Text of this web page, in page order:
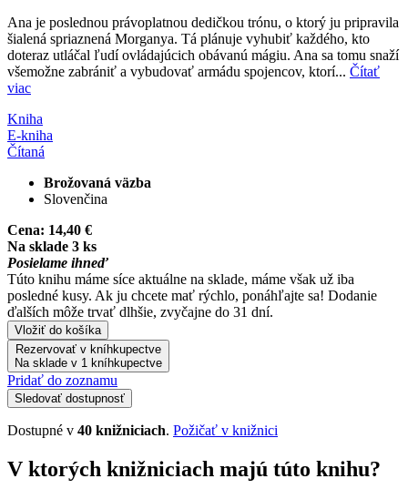
Ana je poslednou právoplatnou dedičkou trónu, o ktorý ju pripravila
šialená spriaznená Morganya. Tá plánuje vyhubiť každého, kto
doteraz utláčal ľudí ovládajúcich obávanú mágiu. Ana sa tomu snaží
všemožne zabrániť a vybudovať armádu spojencov, ktorí... Čítať
viac
Kniha
E-kniha
Čítaná
Brožovaná väzba
Slovenčina
Cena: 14,40 €
Na sklade 3 ks
Posielame ihneď
Túto knihu máme síce aktuálne na sklade, máme však už iba
posledné kusy. Ak ju chcete mať rýchlo, ponáhľajte sa! Dodanie
ďalších môže trvať dlhšie, zvyčajne do 31 dní.
Vložiť do košíka
Rezervovať v kníhkupectve
Na sklade v 1 kníhkupectve
Pridať do zoznamu
Sledovať dostupnosť
Dostupné v 40 knižniciach. Požičať v knižnici
V ktorých knižniciach majú túto knihu?